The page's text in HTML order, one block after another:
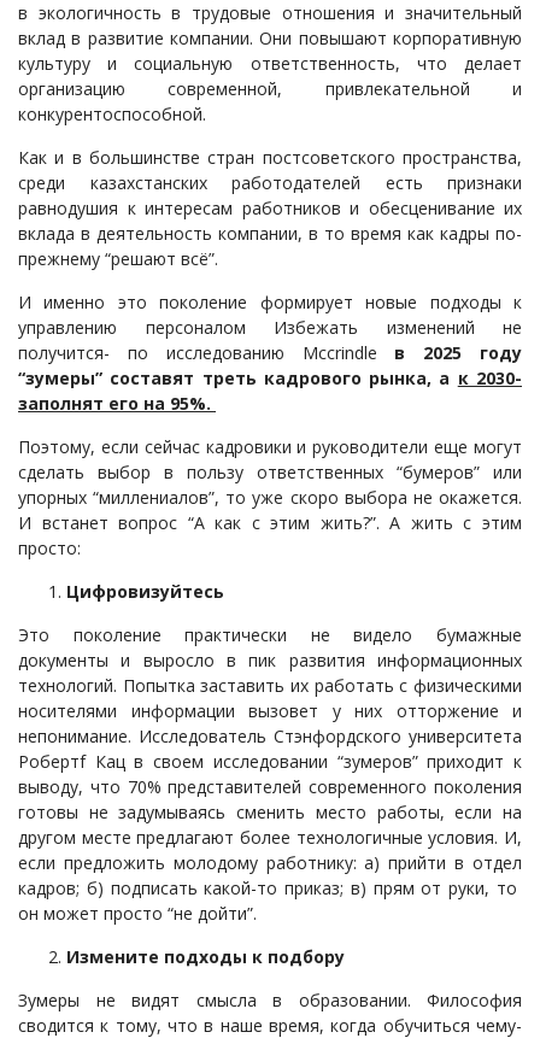
в экологичность в трудовые отношения и значительный
вклад в развитие компании. Они повышают корпоративную
культуру и социальную ответственность, что делает
организацию современной, привлекательной и
конкурентоспособной.
Как и в большинстве стран постсоветского пространства,
среди казахстанских работодателей есть признаки
равнодушия к интересам работников и обесценивание их
вклада в деятельность компании, в то время как кадры по-
прежнему “решают всё”.
И именно это поколение формирует новые подходы к
управлению персоналом Избежать изменений не
получится- по исследованию Мccrindle в 2025 году
“зумеры” составят треть кадрового рынка, а к 2030-
заполнят его на 95%.
Поэтому, если сейчас кадровики и руководители еще могут
сделать выбор в пользу ответственных “бумеров” или
упорных “миллениалов”, то уже скоро выбора не окажется.
И встанет вопрос “А как с этим жить?”. А жить с этим
просто:
Цифровизуйтесь
Это поколение практически не видело бумажные
документы и выросло в пик развития информационных
технологий. Попытка заставить их работать с физическими
носителями информации вызовет у них отторжение и
непонимание. Исследователь Стэнфордского университета
Робертf Кац в своем исследовании “зумеров” приходит к
выводу, что 70% представителей современного поколения
готовы не задумываясь сменить место работы, если на
другом месте предлагают более технологичные условия. И,
если предложить молодому работнику: а) прийти в отдел
кадров; б) подписать какой-то приказ; в) прям от руки, то
он может просто “не дойти”.
Измените подходы к подбору
Зумеры не видят смысла в образовании. Философия
сводится к тому, что в наше время, когда обучиться чему-